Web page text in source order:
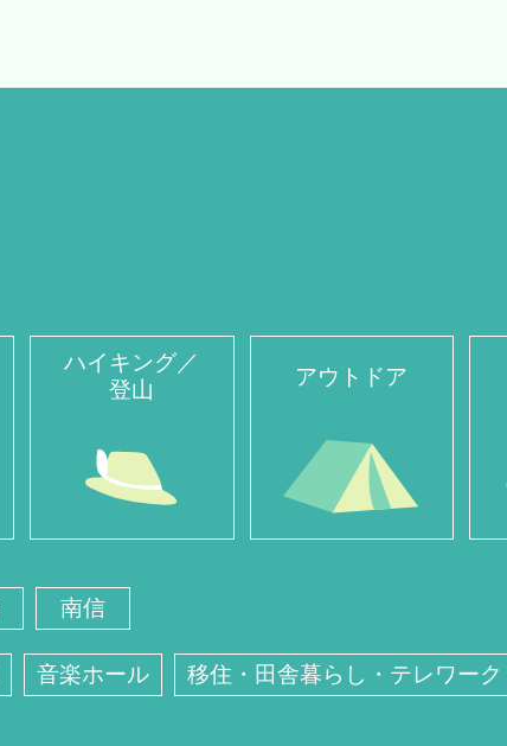
ハイキング／
登山
アウトドア
南信
音楽ホール 移住・田舎暮らし・テレワーク